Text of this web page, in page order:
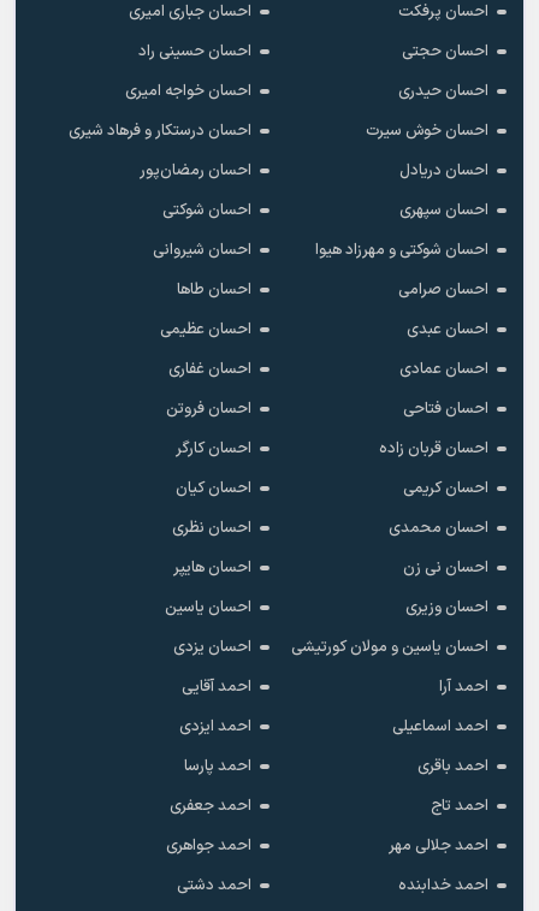
احسان پرفکت
احسان جباری امیری
احسان حجتی
احسان حسینی راد
احسان حیدری
احسان خواجه امیری
احسان خوش سیرت
احسان درستکار و فرهاد شیرى
احسان دریادل
احسان رمضان‌پور
احسان سپهری
احسان شوکتی
احسان شوکتی و مهرزاد هیوا
احسان شیروانی
احسان صرامی
احسان طاها
احسان عبدی
احسان عظیمی
احسان عمادی
احسان غفاری
احسان فتاحی
احسان فروتن
احسان قربان زاده
احسان کارگر
احسان کریمی
احسان کیان
احسان محمدی
احسان نظری
احسان نی زن
احسان هایپر
احسان وزیری
احسان یاسین
احسان یاسین و مولان کورتیشی
احسان یزدی
احمد آرا
احمد آقایی
احمد اسماعیلی
احمد ایزدی
احمد باقری
احمد پارسا
احمد تاج
احمد جعفری
احمد جلالی مهر
احمد جواهری
احمد خدابنده
احمد دشتی